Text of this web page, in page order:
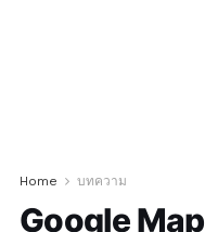
Home บทความ
Google